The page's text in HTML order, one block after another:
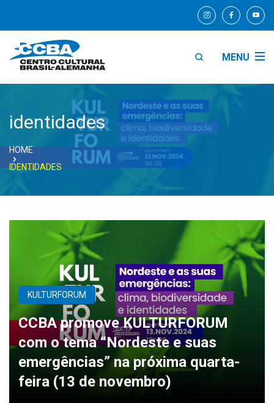
MENU
identidades
HOME
IDENTIDADES
KULTURFORUM
CCBA promove KULTURFORUM
com o tema “Nordeste e suas
emergências” na próxima quarta-
feira (13 de novembro)